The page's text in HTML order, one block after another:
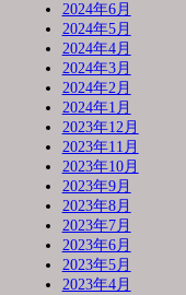
2024年6月
2024年5月
2024年4月
2024年3月
2024年2月
2024年1月
2023年12月
2023年11月
2023年10月
2023年9月
2023年8月
2023年7月
2023年6月
2023年5月
2023年4月